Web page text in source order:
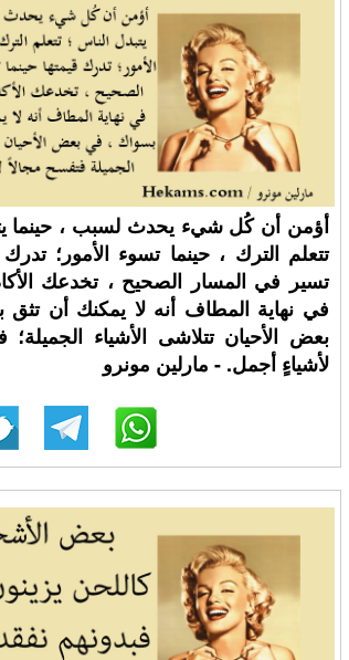
أؤمن أن كُل شيء يحدث لسبب ، حينما
تتعلم الترك ، حينما تسوء الأمور؛ تدرك
تسير في المسار الصحيح ، تخدعك
في نهاية المطاف أنه لا يمكنك أن
بعض الأحيان تتلاشى الأشياء
لأشياءٍ أجمل. - مارلين مونرو